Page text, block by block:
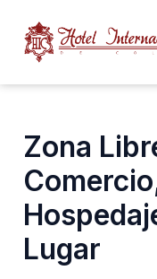
contenido
Zona
Lugar
de
entradas